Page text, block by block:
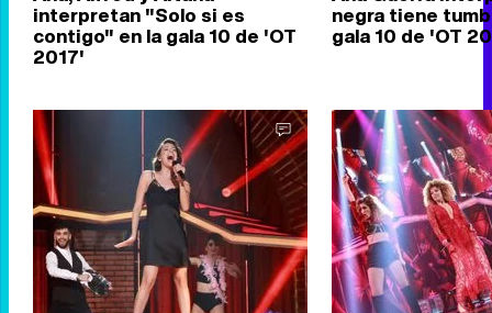
interpretan "Solo si es
contigo" en la gala 10 de 'OT
2017'
negra tiene
gala 10 de 'OT